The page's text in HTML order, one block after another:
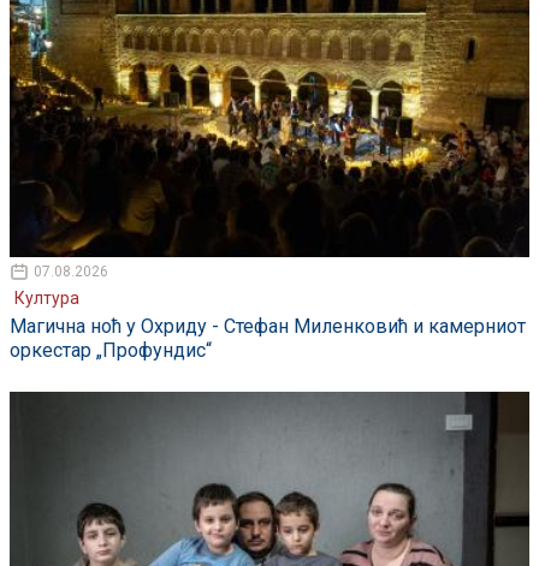
07.08.2026
Култура
Магична ноћ у Охриду - Стефан Миленковић и камерниот
оркестар „Профундис“